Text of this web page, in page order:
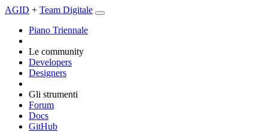
AGID + Team Digitale
Piano Triennale
Le community
Developers
Designers
Gli strumenti
Forum
Docs
GitHub